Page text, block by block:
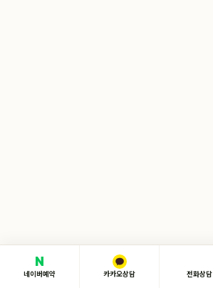
N
네이버예약 카카오상담 전화상담